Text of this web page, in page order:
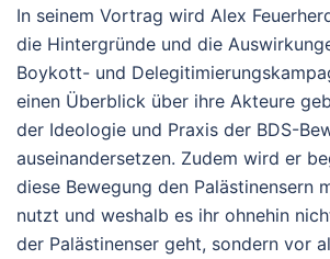
In seinem Vortrag wird Alex
die Hintergründe und die
Boykott- und
einen Überblick über ihre Akteure
der Ideologie und Praxis der BDS-
auseinandersetzen. Zudem wird er
diese Bewegung den Palästinensern
nutzt und weshalb es ihr ohnehin
der Palästinenser geht, sondern vor